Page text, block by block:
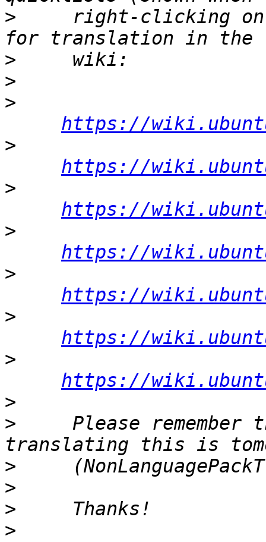
>
right-clicking
>
>
>
https://
>
https://
>
https://
>
https://
>
https://
>
https://
>
https://
>
>
Please remember
>
>
>
>